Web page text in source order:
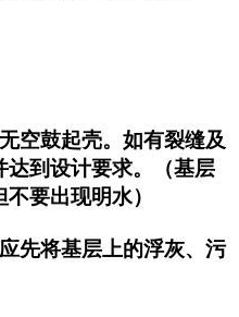
空鼓起壳。如有裂缝及
达到设计要求。（基层
要出现明水）
先将基层上的浮灰、污